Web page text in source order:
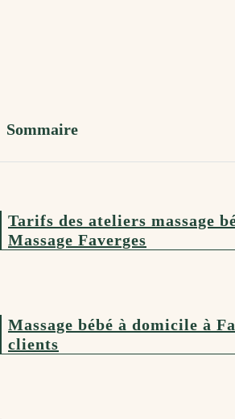
Sommaire
Tarifs des ateliers massage
Massage Faverges
Massage bébé à domicile à
clients